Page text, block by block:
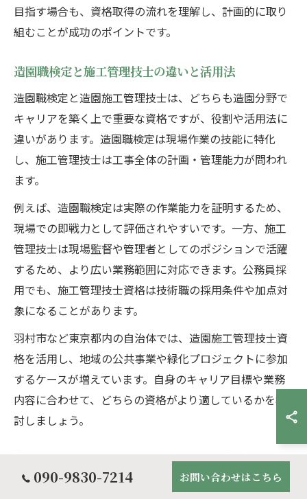
目指す場合も、資格取得の流れを理解し、計画的に取り
組むことが成功のポイントです。
造園職検定と施工管理技士の違いと活用法
造園職検定と造園施工管理技士は、どちらも造園分野で
キャリアを築く上で重要な資格ですが、役割や活用法に
違いがあります。造園職検定は現場作業の技能に特化
し、施工管理技士は工事全体の計画・管理能力が問われ
ます。
例えば、造園職検定は実際の作業能力を証明するため、
現場での即戦力として評価されやすいです。一方、施工
管理技士は現場監督や管理者としてのポジションで活躍
するため、より広い業務範囲に対応できます。公務員採
用でも、施工管理技士資格は技術職の採用条件や加点対
象になることがあります。
羽村市など東京都内の自治体では、造園施工管理技士資
格を活用し、地域の公共事業や緑化プロジェクトに参加
するケースが増えています。自身のキャリア目標や業務
内容に合わせて、どちらの資格がより適しているかを検
討しましょう。
施工管理技士の受験地や会場情報の確認方法
造園施工管理技士の試験会場や受験地の情報は、毎年変
090-9830-7214 お問い合わせはこちら